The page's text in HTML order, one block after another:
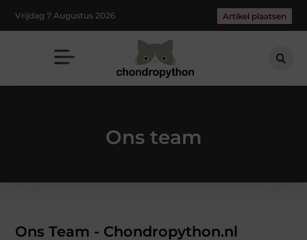
Vrijdag 7 Augustus 2026 Artikel plaatsen
Ons team
Ons Team - Chondropython.nl